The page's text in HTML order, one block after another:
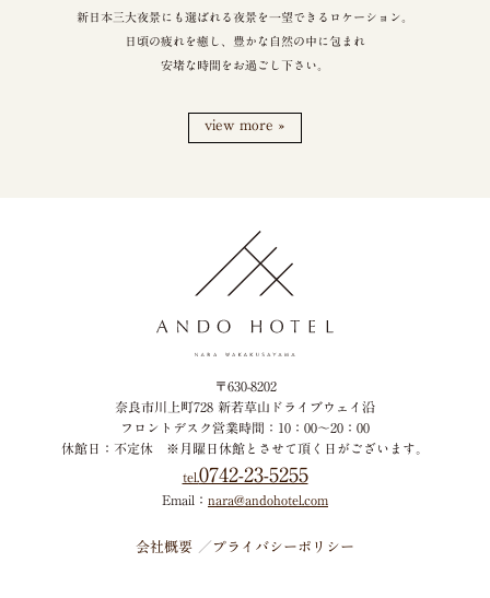
新日本三大夜景にも選ばれる夜景を一望できるロケーション。
日頃の疲れを癒し、豊かな自然の中に包まれ
安堵な時間をお過ごし下さい。
view more »
〒630-8202
奈良市川上町728 新若草山ドライブウェイ沿
フロントデスク営業時間：10：00～20：00
休館日：不定休 ※月曜日休館とさせて頂く日がございます。
tel. 0742-23-5255
Email： nara@andohotel.com
会社概要 プライバシーポリシー